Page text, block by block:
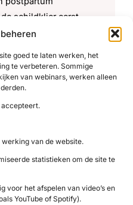
goed te laten werken, het
te verbeteren. Sommige
van webinars, werken alleen
werking van de website.
statistieken om de site te
voor het afspelen van video’s en
YouTube of Spotify).
schildklier eerst
klachten van een
gaan werken.
bij de behandeling
is dat het eigen
beter kan vernietigen.